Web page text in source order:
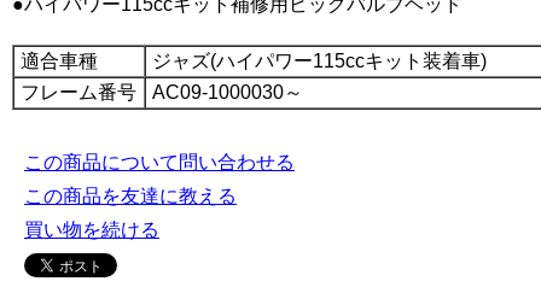
適合車種
ジャズ(ハイパワー115ccキット装着車)
フレーム番号
AC09-1000030～
この商品について問い合わせる
この商品を友達に教える
買い物を続ける